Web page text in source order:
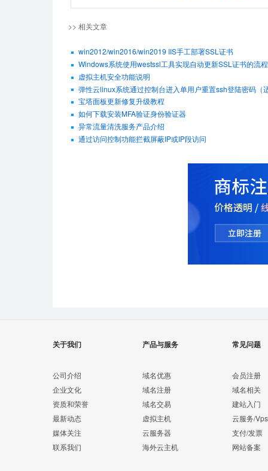
>> 相关文章
win2012/win2016/win2019 IIS手工部署SSL证书
Windows系统使用westssl工具实现自动更新SSL证书的流程
虚拟主机安全功能说明
弹性云linux系统通过控制台进入单用户重置ssh登陆密码（
宝塔面板更新修复升级教程
如何下载安装MFA验证身份验证器
异常流量清洗服务产品介绍
通过访问控制功能拦截屏蔽IP或IP段访问
关于我们
公司介绍
企业文化
资质和荣誉
最新动态
媒体关注
联系我们
产品与服务
域名优惠
域名注册
域名交易
虚拟主机
云服务器
海外云主机
常见问题
会员注册
域名相关
建站入门
云服务/Vps
支付/发票
网站备案